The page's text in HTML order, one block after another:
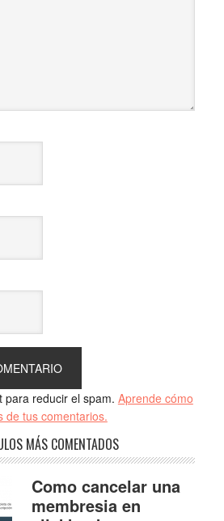
para reducir el spam. Aprende cómo
de tus comentarios.
MÁS COMENTADOS
Como cancelar una
membresia en